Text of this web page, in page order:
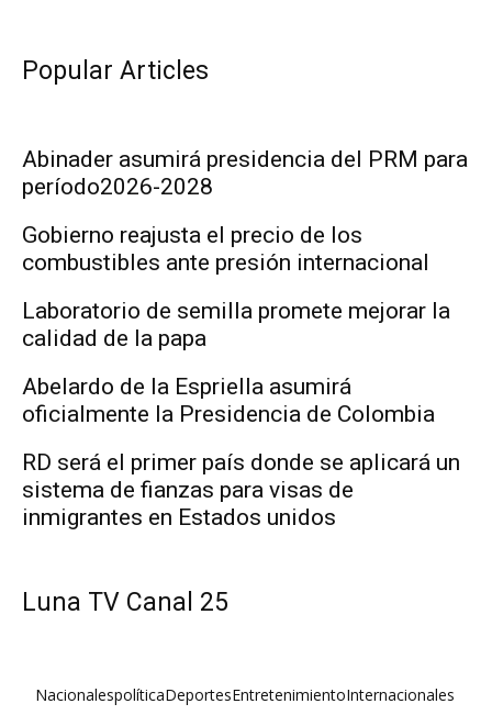
Popular Articles
Abinader asumirá presidencia del PRM para
período2026-2028
Gobierno reajusta el precio de los
combustibles ante presión internacional
Laboratorio de semilla promete mejorar la
calidad de la papa
Abelardo de la Espriella asumirá
oficialmente la Presidencia de Colombia
RD será el primer país donde se aplicará un
sistema de fianzas para visas de
inmigrantes en Estados unidos
Luna TV Canal 25
NacionalespolíticaDeportesEntretenimientoInternacionales